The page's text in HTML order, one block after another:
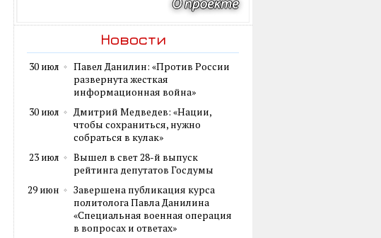
Новости
30 июл
Павел Данилин: «Против России
развернута жесткая
информационная война»
30 июл
Дмитрий Медведев: «Нации,
чтобы сохраниться, нужно
собраться в кулак»
23 июл
Вышел в свет 28-й выпуск
рейтинга депутатов Госдумы
29 июн
Завершена публикация курса
политолога Павла Данилина
«Специальная военная операция
в вопросах и ответах»